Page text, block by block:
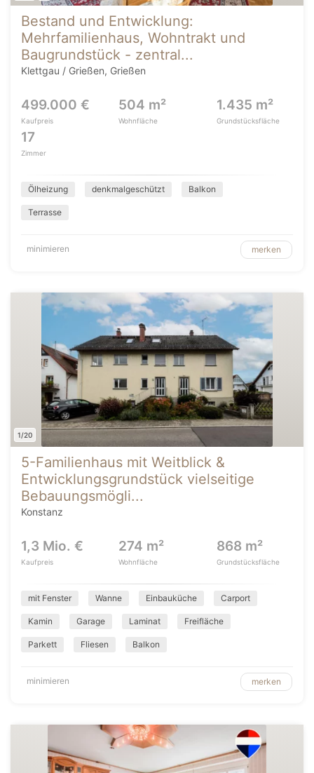
Bestand und Entwicklung:
Mehrfamilienhaus, Wohntrakt und
Baugrundstück - zentral...
Klettgau / Grießen, Grießen
499.000 €
Kaufpreis
504 m²
Wohnfläche
1.435 m²
Grundstücksfläche
17
Zimmer
Ölheizung denkmalgeschützt Balkon
Terrasse
minimieren merken
1/20
5-Familienhaus mit Weitblick &
Entwicklungsgrundstück vielseitige
Bebauungsmögli...
Konstanz
1,3 Mio. €
Kaufpreis
274 m²
Wohnfläche
868 m²
Grundstücksfläche
mit Fenster Wanne Einbauküche Carport
Kamin Garage Laminat Freifläche
Parkett Fliesen Balkon
minimieren merken